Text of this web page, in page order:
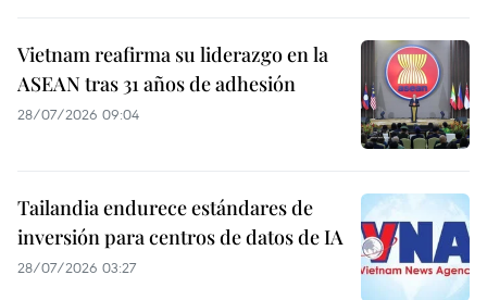
Vietnam reafirma su liderazgo en la
ASEAN tras 31 años de adhesión
28/07/2026 09:04
Tailandia endurece estándares de
inversión para centros de datos de IA
28/07/2026 03:27